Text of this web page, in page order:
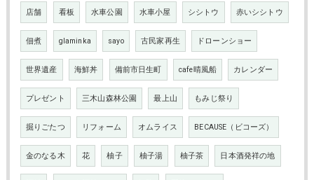
店舗 看板 水車公園 水車小屋 シシトウ 赤いシシトウ
佃煮 glaminka sayo 古民家再生 ドローンショー
世界遺産 海鮮丼 備前市日生町 cafe晴風船 カレンダー
プレゼント 三木山森林公園 最上山 もみじ祭り
掘りごたつ リフォーム オムライス BECAUSE（ビコーズ）
金のなる木 花 柚子 柚子湯 柚子茶 日本酒発祥の地